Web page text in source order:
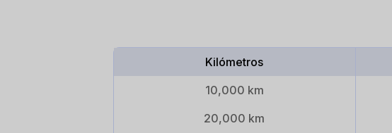
Kilómetros
10,000 km
20,000 km